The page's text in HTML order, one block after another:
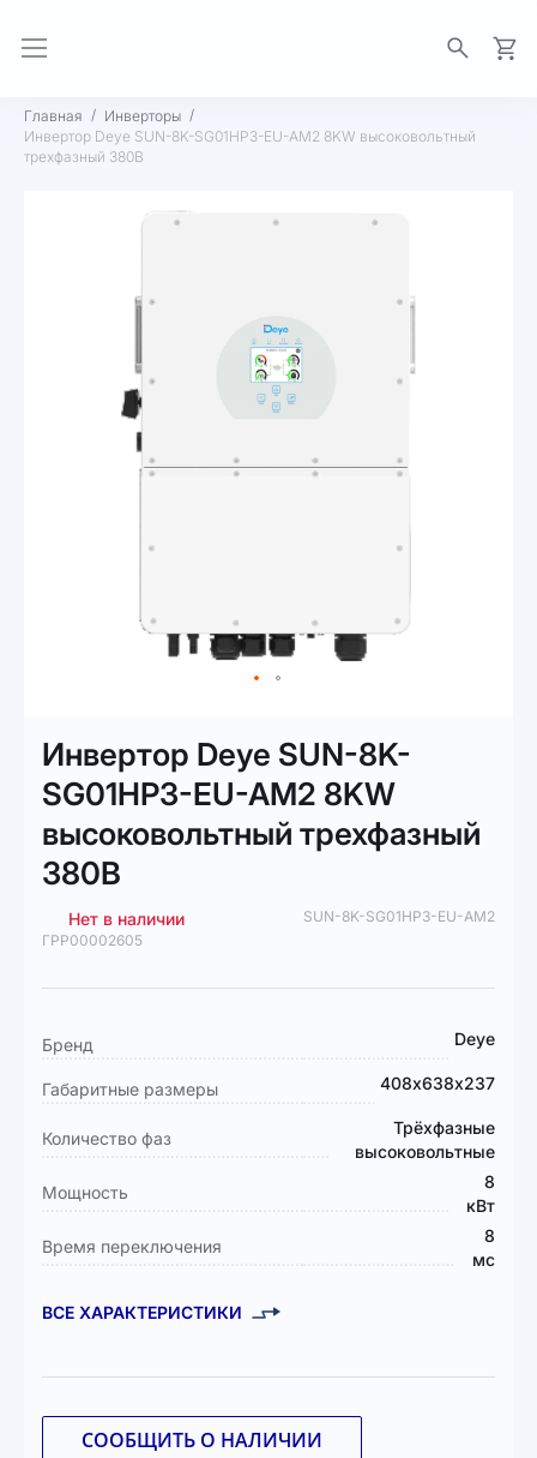
Главная
Инверторы
Инвертор Deye SUN-8K-SG01HP3-EU-AM2 8KW высоковольтный
трехфазный 380В
началу
галереи
изображений
Инвертор Deye SUN-8K-
SG01HP3-EU-AM2 8KW
высоковольтный трехфазный
380В
Нет в наличии
SUN-8K-SG01HP3-EU-AM2
ГРР00002605
Подробная
информация
Бренд Deye
Габаритные размеры 408х638х237
Количество фаз
Трёхфазные
высоковольтные
Мощность
8
кВт
Время переключения
8
мс
ВСЕ ХАРАКТЕРИСТИКИ
СООБЩИТЬ О НАЛИЧИИ